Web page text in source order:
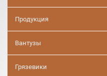
Продукция
Вантузы
Грязевики